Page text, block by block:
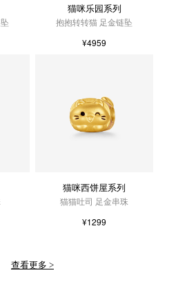
猫咪乐园系列
抱抱转转猫 足金链坠
¥4959
猫咪西饼屋系列
猫猫吐司 足金串珠
¥1299
查看更多 >